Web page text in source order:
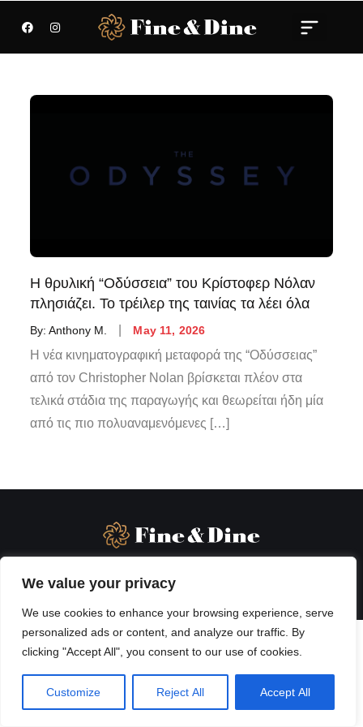
We value your privacy
We use cookies to enhance your browsing experience, serve
personalized ads or content, and analyze our traffic. By
clicking "Accept All", you consent to our use of cookies.
Customize Reject All Accept All
Η θρυλική “Οδύσσεια” του Κρίστοφερ Νόλαν
πλησιάζει. Το τρέιλερ της ταινίας τα λέει όλα
By:Anthony M. May 11, 2026
Η νέα κινηματογραφική μεταφορά της “Οδύσσειας”
από τον Christopher Nolan βρίσκεται πλέον στα
τελικά στάδια της παραγωγής και θεωρείται ήδη μία
από τις πιο πολυαναμενόμενες […]